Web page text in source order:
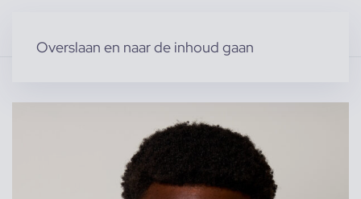
Overslaan en naar de inhoud gaan